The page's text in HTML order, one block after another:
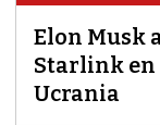
Elon Musk
Starlink en
Ucrania